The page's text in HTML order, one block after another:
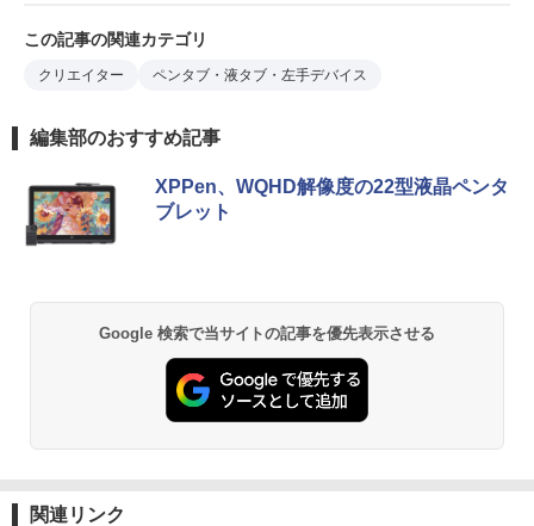
この記事の関連カテゴリ
クリエイター ペンタブ・液タブ・左手デバイス
編集部のおすすめ記事
XPPen、WQHD解像度の22型液晶ペンタ
ブレット
Google 検索で当サイトの記事を優先表示させる
関連リンク